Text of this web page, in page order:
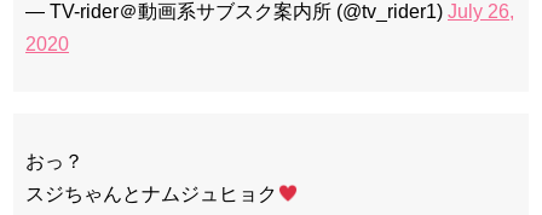
— TV-rider＠動画系サブスク案内所 (@tv_rider1) July 26,
2020
おっ？
スジちゃんとナムジュヒョク